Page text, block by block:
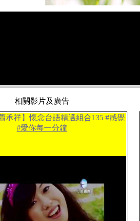
相關影片及廣告
承祥】懷念台語精選組合135 #感覺
#愛你每一分鐘